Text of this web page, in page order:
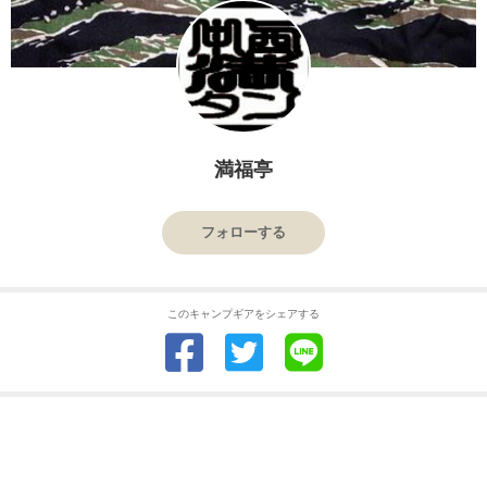
満福亭
フォローする
このキャンプギアをシェアする